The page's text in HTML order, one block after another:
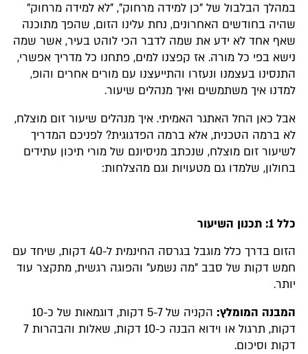
במהלך הבלבול של "כן למידה מרחוק", "לא למידה מרחוק"
שהיה בחודשים האחרונים, נחת עלינו הזום, שהפך מתוכנה
שאף אחד לא ידע את שמה לדבר הכי לוהט בעיר, אשר שמה
נישא בפי כל מורה. אז קפצנו למים, פתחנו כל מדריך אפשרי,
התנסינו בעצמנו ונעזרו והתייעצנו עם מורים אחרים והופ,
למדנו איך משתמשים ואיך מנהלים שיעור.
אבל כאן החל האתגר האמיתי. איך מנהלים שיעור זום מוצלח,
לא ברמה הטכנית, אלא ברמה הפדגוגית? לפניכם המדריך
לשיעור זום מוצלח, שנכתב מניסיונם של מורי תיכון עתידים
בחולון, שלמדו גם מטעויות וגם מהצלחות:
כלל 1: תכנון השיעור
הזום בדרך כלל מוגבל בגרסה החינמית ל-40 דקות, שיחד עם
חמש דקות של סבב "מה נשמע" והפוגה רגשית, מתקצר עוד
יותר.
המבנה המומלץ:
הקניה של 5-7 דקות, דוגמאות של כ-10
דקות, תרגול או וידוא הבנה כ-10 דקות, שאלות והבהרות 7
דקות וסיכום.